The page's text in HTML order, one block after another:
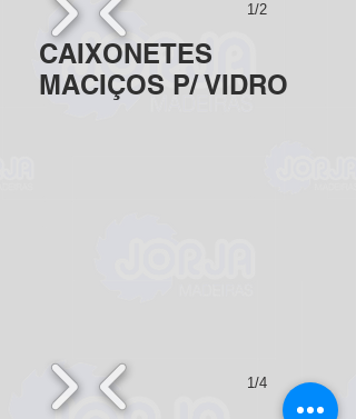
1/2
CAIXONETES
MACIÇOS P/ VIDRO
1/4